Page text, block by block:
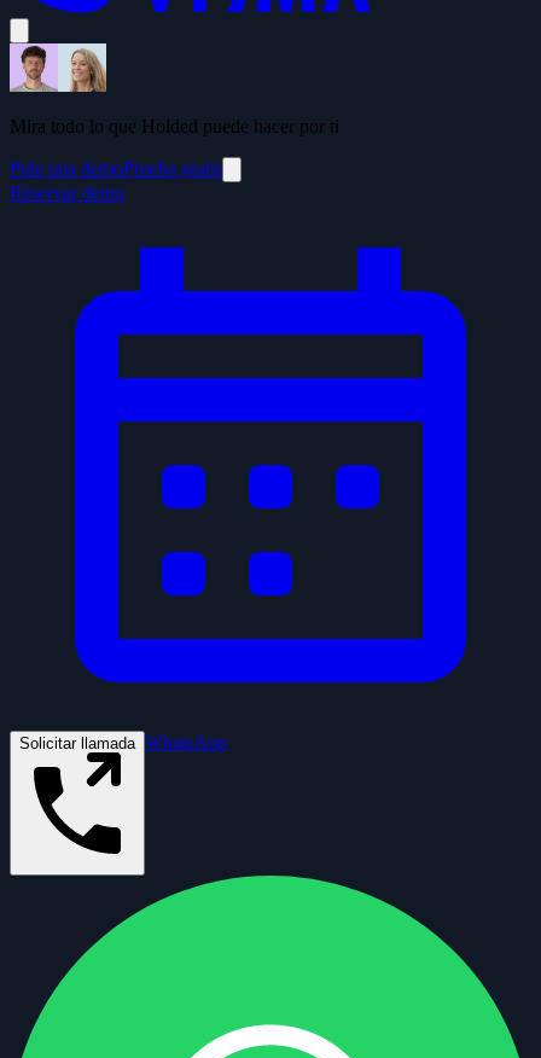
Mira todo lo que Holded puede hacer por ti
Pide una demoPrueba gratis
Reservar demo
Solicitar llamada WhatsApp